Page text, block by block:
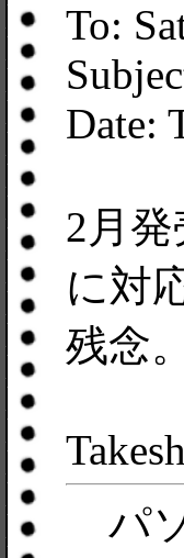
To:
Date:
2月発
に対
残念。
パ